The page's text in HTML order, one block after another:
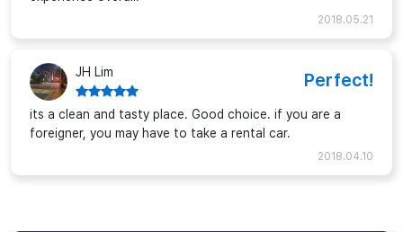
2018.05.21
JH Lim Perfect!
its a clean and tasty place. Good choice. if you are a
foreigner, you may have to take a rental car.
2018.04.10